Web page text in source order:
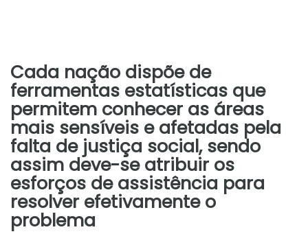
Cada nação dispõe de
ferramentas estatísticas que
permitem conhecer as áreas
mais sensíveis e afetadas pela
falta de justiça social, sendo
assim deve-se atribuir os
esforços de assistência para
resolver efetivamente o
problema